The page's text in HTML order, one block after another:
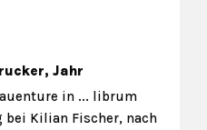
Jahr
in ... librum
Kilian Fischer, nach